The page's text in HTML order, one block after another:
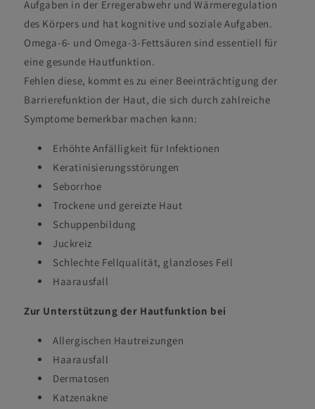
Aufgaben in der Erregerabwehr und Wärmeregulation
des Körpers und hat kognitive und soziale Aufgaben.
Omega-6- und Omega-3-Fettsäuren sind essentiell für
eine gesunde Hautfunktion.
Fehlen diese, kommt es zu einer Beeinträchtigung der
Barrierefunktion der Haut, die sich durch zahlreiche
Symptome bemerkbar machen kann:
Erhöhte Anfälligkeit für Infektionen
Keratinisierungsstörungen
Seborrhoe
Trockene und gereizte Haut
Schuppenbildung
Juckreiz
Schlechte Fellqualität, glanzloses Fell
Haarausfall
Zur Unterstützung der Hautfunktion bei
Allergischen Hautreizungen
Haarausfall
Dermatosen
Katzenakne